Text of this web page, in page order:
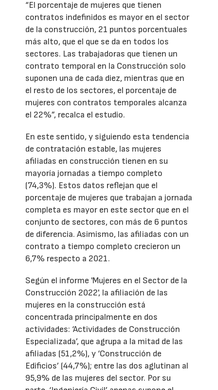
“El porcentaje de mujeres que tienen
contratos indefinidos es mayor en el sector
de la construcción, 21 puntos porcentuales
más alto, que el que se da en todos los
sectores. Las trabajadoras que tienen un
contrato temporal en la Construcción solo
suponen una de cada diez, mientras que en
el resto de los sectores, el porcentaje de
mujeres con contratos temporales alcanza
el 22%”, recalca el estudio.
En este sentido, y siguiendo esta tendencia
de contratación estable, las mujeres
afiliadas en construcción tienen en su
mayoría jornadas a tiempo completo
(74,3%). Estos datos reflejan que el
porcentaje de mujeres que trabajan a jornada
completa es mayor en este sector que en el
conjunto de sectores, con más de 6 puntos
de diferencia. Asimismo, las afiliadas con un
contrato a tiempo completo crecieron un
6,7% respecto a 2021.
Según el informe 'Mujeres en el Sector de la
Construcción 2022', la afiliación de las
mujeres en la construcción está
concentrada principalmente en dos
actividades: ‘Actividades de Construcción
Especializada’, que agrupa a la mitad de las
afiliadas (51,2%), y ‘Construcción de
Edificios’ (44,7%); entre las dos aglutinan al
95,9% de las mujeres del sector. Por su